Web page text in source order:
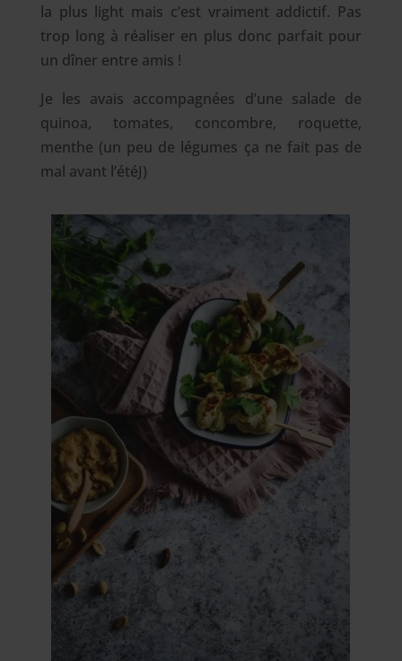
la plus light mais c’est vraiment addictif. Pas
trop long à réaliser en plus donc parfait pour
un dîner entre amis !
Je les avais accompagnées d’une salade de
quinoa, tomates, concombre, roquette,
menthe (un peu de légumes ça ne fait pas de
mal avant l’étéJ)